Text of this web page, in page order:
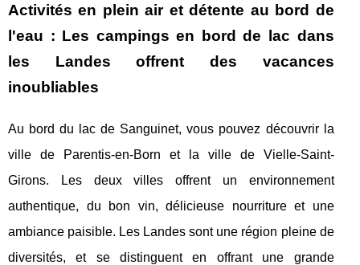
Activités en plein air et détente au bord de
l'eau : Les campings en bord de lac dans
les Landes offrent des vacances
inoubliables
Au bord du lac de Sanguinet, vous pouvez découvrir la
ville de Parentis-en-Born et la ville de Vielle-Saint-
Girons. Les deux villes offrent un environnement
authentique, du bon vin, délicieuse nourriture et une
ambiance paisible. Les Landes sont une région pleine de
diversités, et se distinguent en offrant une grande